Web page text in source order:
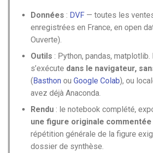
Données : DVF — toutes les
enregistrées en France, en open
Ouverte).
Outils : Python, pandas,
s’exécute dans le navigateur,
(Basthon ou Google Colab), ou
avez déjà Anaconda.
Rendu : le notebook complété,
une figure originale commentée
répétition générale de la figure
dossier de synthèse.